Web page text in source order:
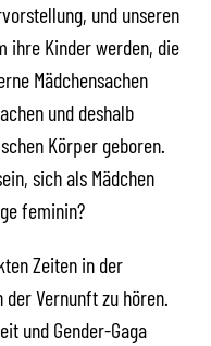
und unseren
ihre Kinder werden, die
Mädchensachen
und deshalb
Körper geboren.
sich als Mädchen
feminin?
Zeiten in der
Vernunft zu hören.
und Gender-Gaga